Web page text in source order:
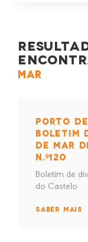
MAR
PORTO
BOLETIM
DE MAR
N.º120
Boletim de
do Castelo
SABER MAIS